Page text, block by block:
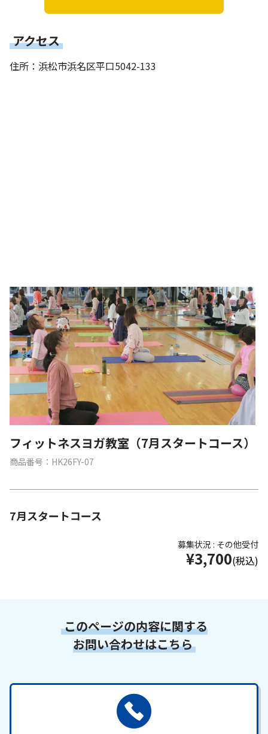
アクセス
住所：浜松市浜名区平口5042-133
フィットネスヨガ教室（7月スタートコース）
商品番号：HK26FY-07
7月スタートコース
募集状況 : その他受付
¥3,700(税込)
このページの内容に関する
お問い合わせはこちら